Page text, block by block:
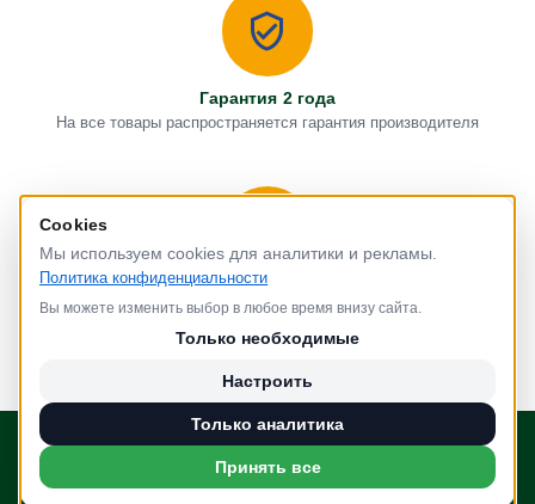
Гарантия 2 года
На все товары распространяется гарантия производителя
Плати наличными деньгами
Cookies
Мы используем cookies для аналитики и рекламы.
Политика конфиденциальности
Вы можете изменить выбор в любое время внизу сайта.
Только необходимые
Настроить
Только аналитика
Принять все